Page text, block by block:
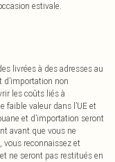
estivale.
livrées à des adresses au
d’importation non
les coûts liés à
faible valeur dans l’UE et
et d’importation seront
avant que vous ne
vous reconnaissez et
ne seront pas restitués en